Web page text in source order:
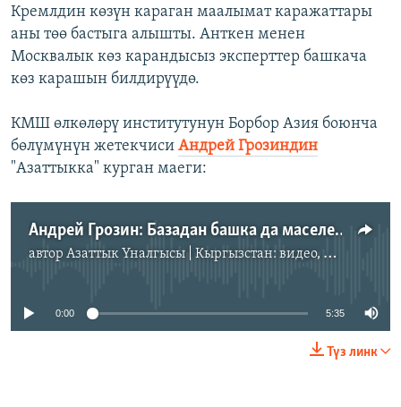
Кремлдин көзүн караган маалымат каражаттары
аны төө бастыга алышты. Анткен менен
Москвалык көз карандысыз эксперттер башкача
көз карашын билдирүүдө.
КМШ өлкөлөрү институтунун Борбор Азия боюнча
бөлүмүнүн жетекчиси Андрей Грозиндин
"Азаттыкка" курган маеги:
Андрей Грозин: Базадан башка да маселелер бар
автор Азаттык Үналгысы | Кыргызстан: видео, фото, кабарлар
No media source currently available
0:00 5:35
Түз линк